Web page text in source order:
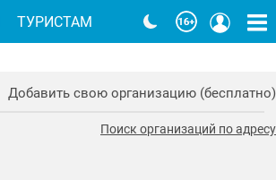
Добавить свою организацию (бесплатно)
Поиск организаций по адресу
ТУРИСТАМ